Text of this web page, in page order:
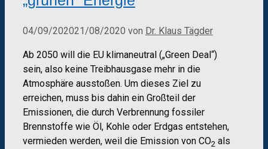
04/09/202021/08/2020 von Dr. Klaus Tägder
Ab 2050 will die EU klimaneutral („Green Deal“)
sein, also keine Treibhausgase mehr in die
Atmosphäre ausstoßen. Um dieses Ziel zu
erreichen, muss bis dahin ein Großteil der
Emissionen, die durch Verbrennung fossiler
Brennstoffe wie Öl, Kohle oder Erdgas entstehen,
vermieden werden, weil die Emission von CO2 als